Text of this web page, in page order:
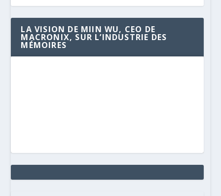
LA VISION DE MIIN WU, CEO DE
MACRONIX, SUR L’INDUSTRIE DES
MÉMOIRES